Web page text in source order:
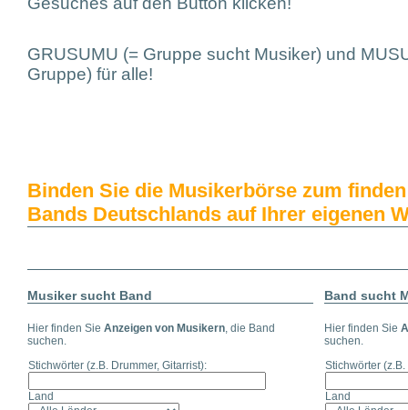
GRUSUMU (= Gruppe sucht Musiker) und
Gruppe) für alle!
Binden Sie die Musikerbörse zum
Bands Deutschlands auf Ihrer eigenen
Band sucht
Hier finden Sie
suchen.
Stichwörter
Land
Musiker sucht Band
Hier finden Sie Anzeigen von Musikern, die Band
suchen.
Stichwörter (z.B. Drummer, Gitarrist):
Land